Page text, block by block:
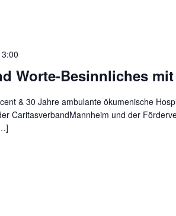
Worte-Besinnliches
& 30 Jahre ambulante ökumenische
CaritasverbandMannheim und der